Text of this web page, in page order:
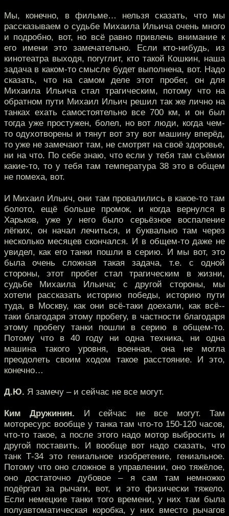
Мы, конечно, в фильме… нельзя сказать, что мы
рассказываем о судьбе Михаила Ильича очень много
и подробно, вот, но всё равно привлечь внимание к
его имени это замечательно. Если кто-нибудь, из
кинотеатра выходя, погуглит, кто такой Кошкин, наша
задача в каком-то смысле будет выполнена, вот. Надо
сказать, что на самом деле этот пробег, он для
Михаила Ильича стал трагическим, потому что на
обратном пути Михаил Ильич решил так же лично на
танках ехать самостоятельно все 700 км, и он был
тогда уже простужен, болел, но вот люди, когда чем-
то одухотворены и тянут вот эту вот машину вперёд,
то уже не замечают там, не смотрят на своё здоровье,
ни на что. По себе знаю, что если у тебя там съёмки
какие-то, то у тебя там температура 38 это в общем
не помеха, вот.
И Михаил Ильич, они там провалились в какое-то там
болото, ещё больше промок, и когда вернулся в
Харьков, уже у него было серьёзное воспаление
лёгких, он начал лечиться, и буквально там через
несколько месяцев скончался. И в общем-то даже не
увидел, как его танки пошли в серию. И мы вот, это
была очень сложная такая задача, т.е. с одной
стороны, этот пробег стал трагическим в жизни,
судьбе Михаила Ильича; с другой стороны, мы
хотели рассказать историю победы, историю пути
туда, в Москву, как они всё-таки доехали, как всё--
таки благодаря этому пробегу, в частности благодаря
этому пробегу танки пошли в серию в общем-то.
Потому что в 40 году ни одна техника, ни одна
машина такого уровня, военная, она не могла
преодолеть своим ходом такое расстояние. И это,
конечно…
Д.Ю. Я замечу – и сейчас не все могут.
Ким Дружинин. И сейчас не все могут. Там
моторесурс вообще у танка там что-то 150-120 часов,
что-то такое, а после этого надо мотор выбросить и
другой поставить. И вообще вот надо сказать, что
танк Т-34 это гениальное изобретение, гениальное.
Потому что оно сложное в управлении, оно тяжёлое,
оно достаточно дубовое – я сам там немножко
подёргал за рычаги, вот, и это физически тяжело.
Если немецкие танки того времени, у них там была
полуавтоматическая коробка, у них вместо рычагов